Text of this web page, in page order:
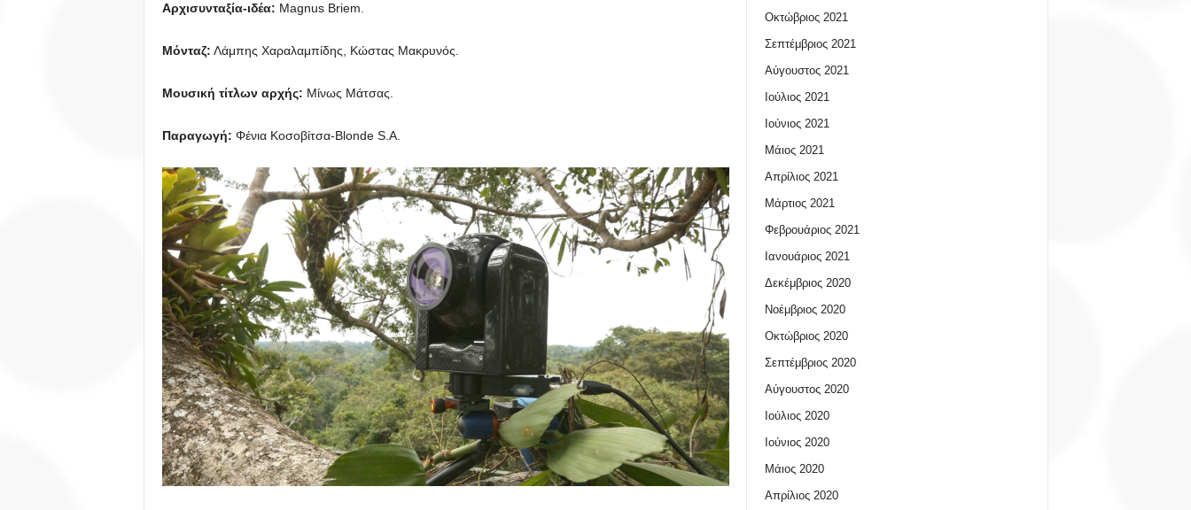
Αρχισυνταξία-ιδέα: Magnus Briem.
Μόνταζ: Λάμπης Χαραλαμπίδης, Κώστας Μακρυνός.
Μουσική τίτλων αρχής: Μίνως Μάτσας.
Παραγωγή: Φένια Κοσοβίτσα-Blonde S.A.
Οκτώβριος 2021
Σεπτέμβριος 2021
Αύγουστος 2021
Ιούλιος 2021
Ιούνιος 2021
Μάιος 2021
Απρίλιος 2021
Μάρτιος 2021
Φεβρουάριος 2021
Ιανουάριος 2021
Δεκέμβριος 2020
Νοέμβριος 2020
Οκτώβριος 2020
Σεπτέμβριος 2020
Αύγουστος 2020
Ιούλιος 2020
Ιούνιος 2020
Μάιος 2020
Απρίλιος 2020